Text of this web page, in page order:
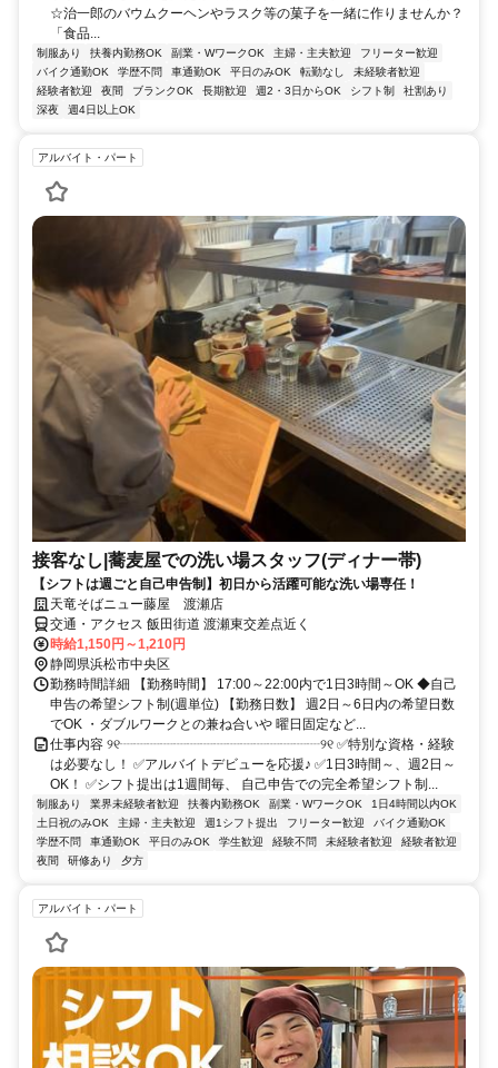
☆治一郎のバウムクーヘンやラスク等の菓子を一緒に作りませんか？
「食品...
制服あり 扶養内勤務OK 副業・WワークOK 主婦・主夫歓迎
フリーター歓迎
バイク通勤OK
学歴不問 車通勤OK 平日のみOK 転勤なし
未経験者歓迎
経験者歓迎
夜間 ブランクOK 長期歓迎 週2・3日からOK シフト制
社割あり
深夜
週4日以上OK
アルバイト・パート
接客なし|蕎麦屋での洗い場スタッフ(ディナー帯)
【シフトは週ごと自己申告制】初日から活躍可能な洗い場専任！
天竜そばニュー藤屋 渡瀬店
交通・アクセス 飯田街道 渡瀬東交差点近く
時給1,150円～1,210円
静岡県浜松市中央区
勤務時間詳細 【勤務時間】 17:00～22:00内で1日3時間～OK ◆自己
申告の希望シフト制(週単位) 【勤務日数】 週2日～6日内の希望日数
でOK ・ダブルワークとの兼ね合いや 曜日固定など...
仕事内容 ୨୧┈┈┈┈┈┈┈┈┈┈┈┈┈┈┈୨୧ ✅特別な資格・経験
は必要なし！ ✅アルバイトデビューを応援♪ ✅1日3時間～、週2日～
OK！ ✅シフト提出は1週間毎、 自己申告での完全希望シフト制...
制服あり 業界未経験者歓迎 扶養内勤務OK 副業・WワークOK
1日4時間以内OK
土日祝のみOK
主婦・主夫歓迎 週1シフト提出 フリーター歓迎
バイク通勤OK
学歴不問
車通勤OK 平日のみOK 学生歓迎 経験不問 未経験者歓迎
経験者歓迎
夜間
研修あり 夕方
アルバイト・パート